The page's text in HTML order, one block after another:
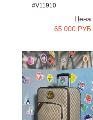
#V11910
Цена:
65 000 РУБ.